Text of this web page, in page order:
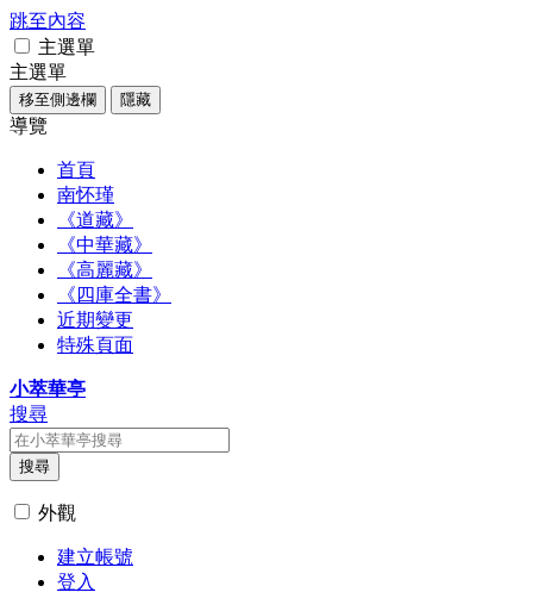
跳至內容
主選單
主選單
移至側邊欄 隱藏
導覽
首頁
南怀瑾
《道藏》
《中華藏》
《高麗藏》
《四庫全書》
近期變更
特殊頁面
小萃華亭
搜尋
搜尋
外觀
建立帳號
登入